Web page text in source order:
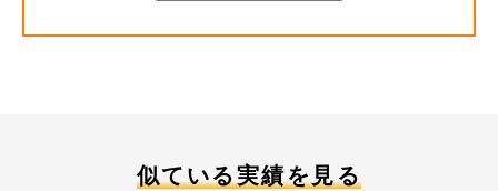
似ている実績を見る